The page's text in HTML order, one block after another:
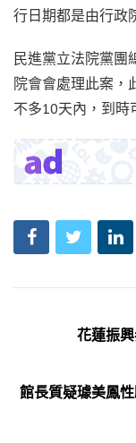
行日期都是由行政
民進黨立法院黨團
院會會處理此案，
不多10天內，到時
花蓮振
館長質疑璩美鳳